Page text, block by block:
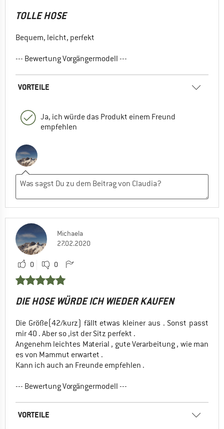
TOLLE HOSE
Bequem, leicht, perfekt
--- Bewertung Vorgängermodell ---
VORTEILE
Ja, ich würde das Produkt einem Freund
empfehlen
Michaela
27.02.2020
0 0
DIE HOSE WÜRDE ICH WIEDER KAUFEN
Die Größe(42/kurz) fällt etwas kleiner aus . Sonst passt
mir 40 . Aber so ,ist der Sitz perfekt .
Angenehm leichtes Material , gute Verarbeitung , wie man
es von Mammut erwartet .
Kann ich auch an Freunde empfehlen .
--- Bewertung Vorgängermodell ---
VORTEILE